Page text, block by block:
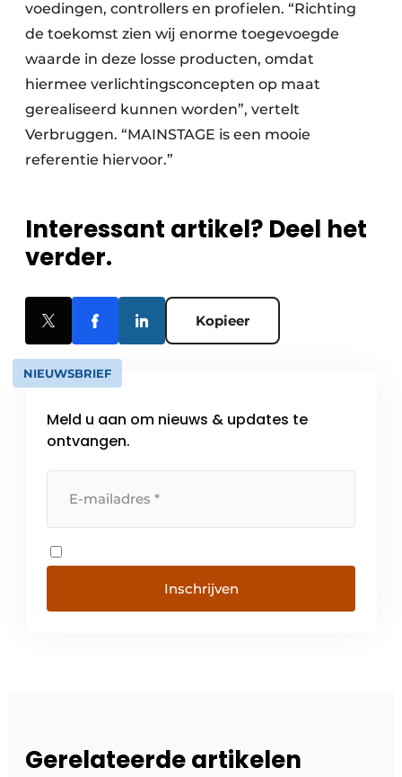
voedingen, controllers en profielen. “Richting
de toekomst zien wij enorme toegevoegde
waarde in deze losse producten, omdat
hiermee verlichtingsconcepten op maat
gerealiseerd kunnen worden”, vertelt
Verbruggen. “MAINSTAGE is een mooie
referentie hiervoor.”
Interessant artikel? Deel het
verder.
Kopieer
NIEUWSBRIEF
Meld u aan om nieuws & updates te
ontvangen.
Inschrijven
Gerelateerde artikelen